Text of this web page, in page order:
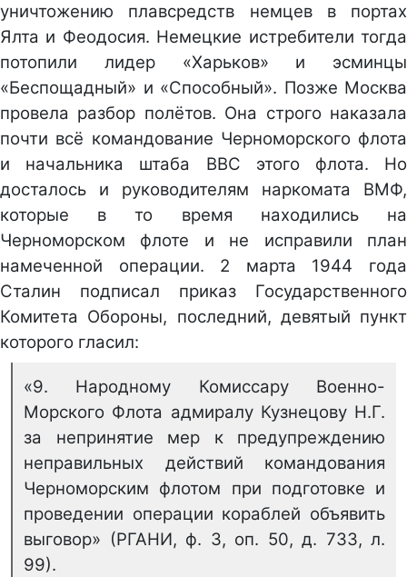
уничтожению плавсредств немцев в портах
Ялта и Феодосия. Немецкие истребители тогда
потопили лидер «Харьков» и эсминцы
«Беспощадный» и «Способный». Позже Москва
провела разбор полётов. Она строго наказала
почти всё командование Черноморского флота
и начальника штаба ВВС этого флота. Но
досталось и руководителям наркомата ВМФ,
которые в то время находились на
Черноморском флоте и не исправили план
намеченной операции. 2 марта 1944 года
Сталин подписал приказ Государственного
Комитета Обороны, последний, девятый пункт
которого гласил:
«9. Народному Комиссару Военно-
Морского Флота адмиралу Кузнецову Н.Г.
за непринятие мер к предупреждению
неправильных действий командования
Черноморским флотом при подготовке и
проведении операции кораблей объявить
выговор» (РГАНИ, ф. 3, оп. 50, д. 733, л.
99).